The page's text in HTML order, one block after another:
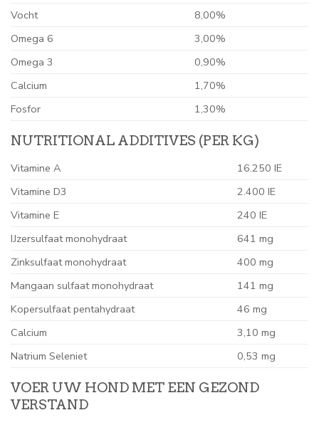
Vocht
8,00%
Omega 6
3,00%
Omega 3
0,90%
Calcium
1,70%
Fosfor
1,30%
NUTRITIONAL ADDITIVES (PER KG)
Vitamine A
16.250 IE
Vitamine D3
2.400 IE
Vitamine E
240 IE
IJzersulfaat monohydraat
641 mg
Zinksulfaat monohydraat
400 mg
Mangaan sulfaat monohydraat
141 mg
Kopersulfaat pentahydraat
46 mg
Calcium
3,10 mg
Natrium Seleniet
0,53 mg
VOER UW HOND MET EEN GEZOND
VERSTAND